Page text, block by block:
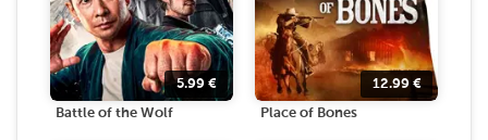
5.99 €
Battle of the Wolf
12.99 €
Place of Bones